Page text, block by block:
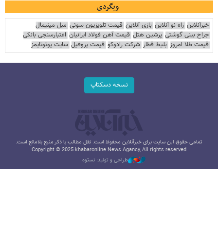
وبگردی
خبرآنلاین راه نو آنلاین بازی آنلاین قیمت تلویزیون سونی مبل مینیمال
جراح بینی گوشتی پرشین هتل قیمت آهن فولاد ایرانیان اعتبارسنجی بانکی
قیمت طلا امروز بلیط قطار شرکت رادوکو قیمت پروفیل سایت یوتوتایمز
نسخه دسکتاپ
تمامی حقوق این سایت برای خبرآنلاین محفوظ است. نقل مطالب با ذکر منبع بلامانع است.
Copyright © 2025 khabaronline News Agancy, All rights reserved
طراحی و تولید: نستوه